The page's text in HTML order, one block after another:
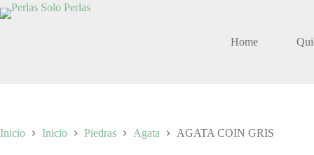
Saltar
al
Home
Inicio Inicio Piedras Agata AGATA COIN GRIS